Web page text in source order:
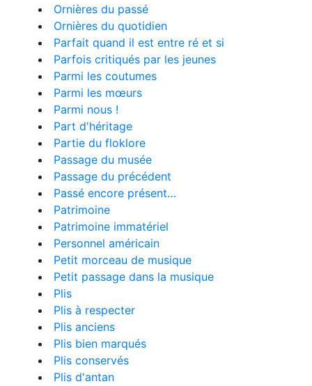
Ornières du passé
Ornières du quotidien
Parfait quand il est entre ré et si
Parfois critiqués par les jeunes
Parmi les coutumes
Parmi les mœurs
Parmi nous !
Part d'héritage
Partie du floklore
Passage du musée
Passage du précédent
Passé encore présent…
Patrimoine
Patrimoine immatériel
Personnel américain
Petit morceau de musique
Petit passage dans la musique
Plis
Plis à respecter
Plis anciens
Plis bien marqués
Plis conservés
Plis d'antan